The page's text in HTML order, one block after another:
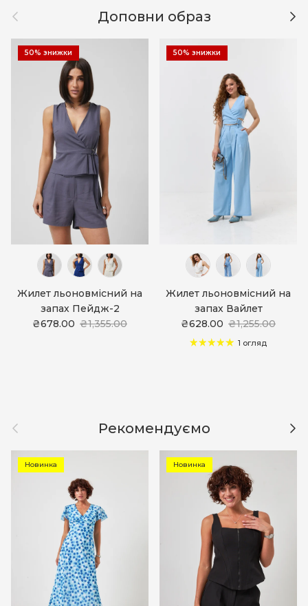
Назад Доповни образ
50% знижки
Жилет льоновмісний на
запах Пейдж-2
₴678.00 ₴1,355.00
50% знижки
Жилет льоновмісний на
запах Вайлет
₴628.00 ₴1,255.00
1 огляд
Назад Рекомендуємо
Новинка Новинка